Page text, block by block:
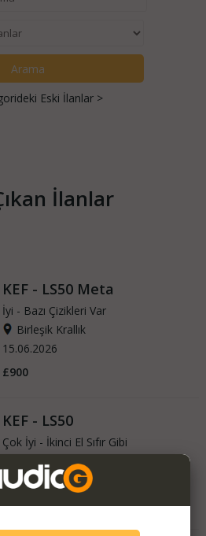
Eski İlanlar >
İlanlar
KEF - LS50 Meta
İyi - Bazı Çizikleri Var
Birleşik Krallık
15.06.2026
£900
KEF - LS50
Çok İyi - İkinci El Sıfır Gibi
Fransa
05.06.2026
950 €